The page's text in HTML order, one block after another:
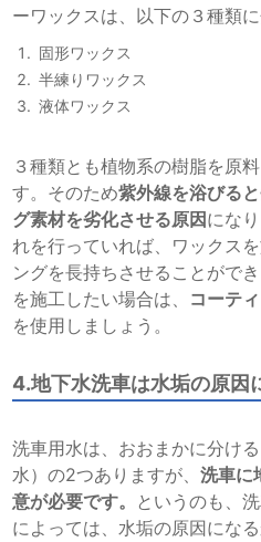
ーワックスは、以下の３種類に
固形ワックス
半練りワックス
液体ワックス
３種類とも植物系の樹脂を原
す。そのため紫外線を浴びる
グ素材を劣化させる原因 にな
れを行っていれば、ワックス
ングを長持ちさせることがで
を施工したい場合は、 コーテ
を使用しましょう。
4.地下水洗車は水垢の原因
洗車用水は、おおまかに分け
水）の2つありますが、洗車に
意が必要です。
というのも、
によっては、水垢の原因にな